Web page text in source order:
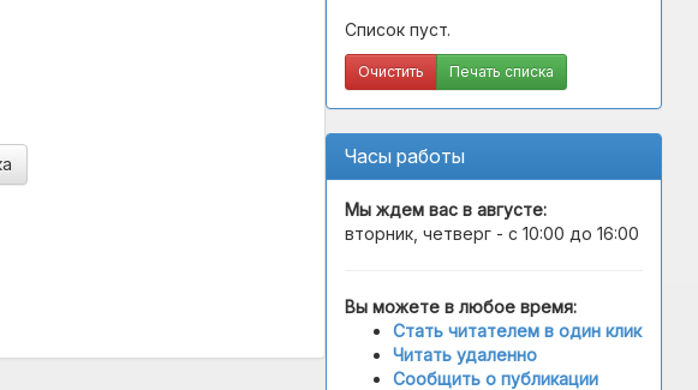
Список пуст.
Очистить Печать списка
Часы работы
Мы ждем вас в августе:
вторник, четверг - с 10:00 до 16:00
Вы можете в любое время:
Стать читателем в один клик
Читать удаленно
Сообщить о публикации